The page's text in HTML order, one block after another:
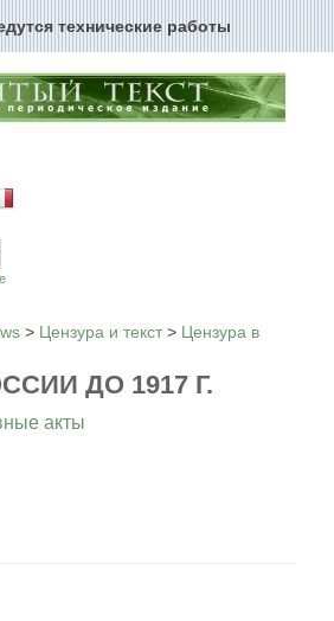
технические работы
> Цензура и текст> Цензура в
ДО 1917 Г.
акты